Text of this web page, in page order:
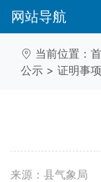
网站导航
当前位置：
公示 > 证明事
来源：县气象局